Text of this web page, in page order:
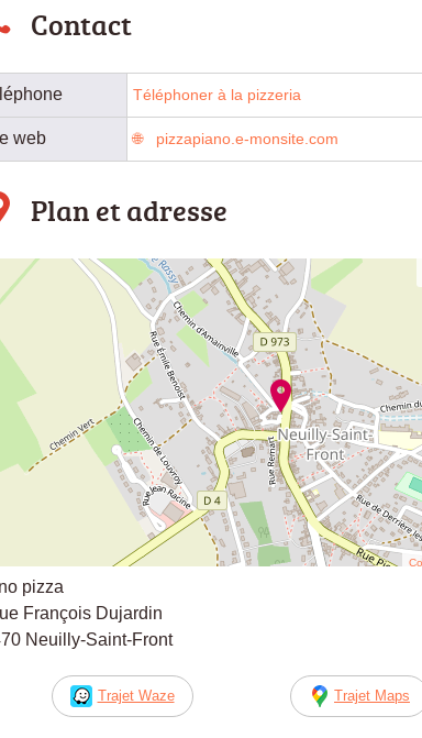
Contact
Téléphoner à la pizzeria
web pizzapiano.e-monsite.com
Plan et adresse
pizza
François Dujardin
Neuilly-Saint-Front
Trajet Waze Trajet Maps